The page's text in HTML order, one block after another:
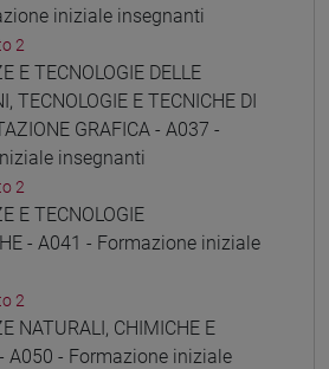
iniziale insegnanti
2
E TECNOLOGIE DELLE
TECNOLOGIE E TECNICHE DI
GRAFICA - A037 -
insegnanti
2
E TECNOLOGIE
- A041 - Formazione iniziale
2
NATURALI, CHIMICHE E
- A050 - Formazione iniziale